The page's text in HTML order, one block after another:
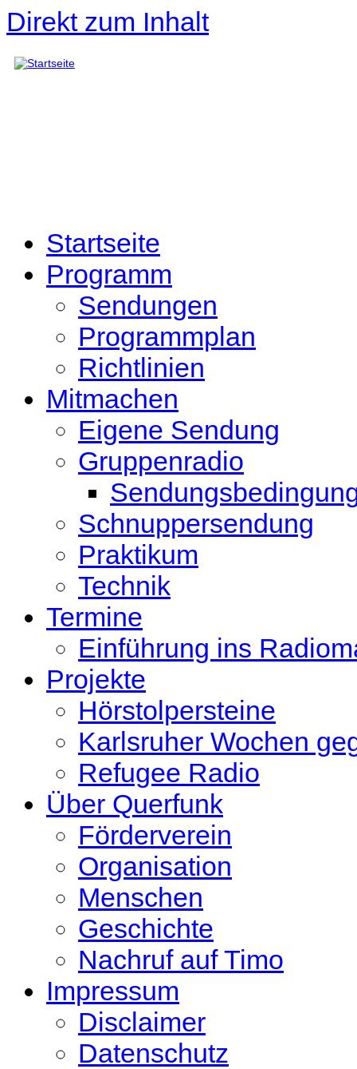
Direkt zum Inhalt
Startseite
Programm
Sendungen
Programmplan
Richtlinien
Mitmachen
Eigene Sendung
Gruppenradio
Schnuppersendung
Praktikum
Technik
Termine
Einführung ins
Projekte
Hörstolpersteine
Karlsruher Wochen
Refugee Radio
Über Querfunk
Förderverein
Organisation
Menschen
Geschichte
Nachruf auf Timo
Impressum
Disclaimer
Datenschutz